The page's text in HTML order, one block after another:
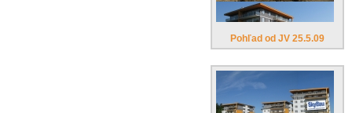
Pohľad od JV 25.5.09